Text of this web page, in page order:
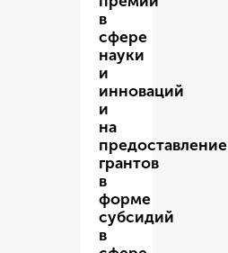
в
сфере
науки
и
инноваций
и
на
предоставление
грантов
в
форме
субсидий
в